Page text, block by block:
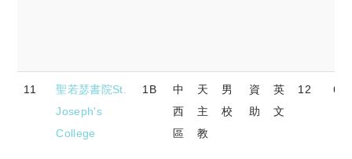
11
聖若瑟書院St.
Joseph's
College
1B
中
西
區
天
主
教
男
校
資
助
英
文
12